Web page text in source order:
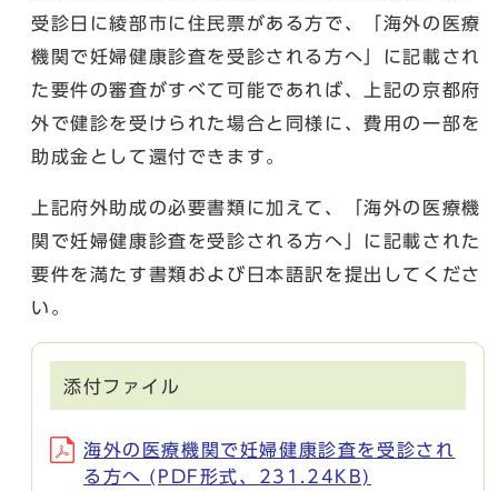
受診日に綾部市に住民票がある方で、「海外の医療
機関で妊婦健康診査を受診される方へ」に記載され
た要件の審査がすべて可能であれば、上記の京都府
外で健診を受けられた場合と同様に、費用の一部を
助成金として還付できます。
上記府外助成の必要書類に加えて、「海外の医療機
関で妊婦健康診査を受診される方へ」に記載された
要件を満たす書類および日本語訳を提出してくださ
い。
添付ファイル
海外の医療機関で妊婦健康診査を受診され
る方へ (PDF形式、231.24KB)